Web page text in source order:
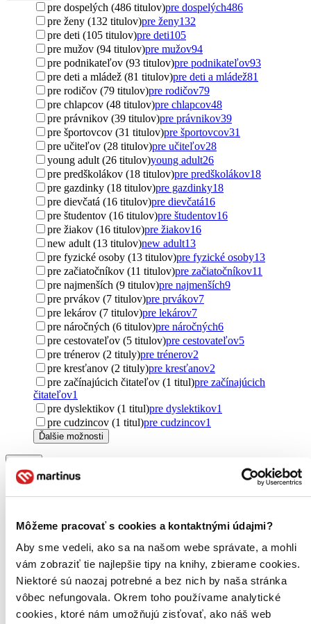
Môžeme pracovať s cookies a kontaktnými údajmi?
Aby sme vedeli, ako sa na našom webe správate, a mohli
vám zobraziť tie najlepšie tipy na knihy, zbierame cookies.
Niektoré sú naozaj potrebné a bez nich by naša stránka
vôbec nefungovala. Okrem toho používame analytické
cookies, ktoré nám umožňujú zisťovať, ako náš web
pre dospelých (486 titulov)pre dospelých486
pre ženy (132 titulov)pre ženy132
pre deti (105 titulov)pre deti105
pre mužov (94 titulov)pre mužov94
pre podnikateľov (93 titulov)pre podnikateľov93
pre deti a mládež (81 titulov)pre deti a mládež81
pre rodičov (79 titulov)pre rodičov79
pre chlapcov (48 titulov)pre chlapcov48
pre právnikov (39 titulov)pre právnikov39
pre športovcov (31 titulov)pre športovcov31
pre učiteľov (28 titulov)pre učiteľov28
young adult (26 titulov)young adult26
pre predškolákov (18 titulov)pre predškolákov18
pre gazdinky (18 titulov)pre gazdinky18
pre dievčatá (16 titulov)pre dievčatá16
pre študentov (16 titulov)pre študentov16
pre žiakov (16 titulov)pre žiakov16
new adult (13 titulov)new adult13
pre fyzické osoby (13 titulov)pre fyzické osoby13
pre začiatočníkov (11 titulov)pre začiatočníkov11
pre najmenších (9 titulov)pre najmenších9
pre prvákov (7 titulov)pre prvákov7
pre lekárov (7 titulov)pre lekárov7
pre náročných (6 titulov)pre náročných6
pre cestovateľov (5 titulov)pre cestovateľov5
pre trénerov (2 tituly)pre trénerov2
pre kresťanov (2 tituly)pre kresťanov2
pre začínajúcich čitateľov (1 titul)pre začínajúcich
čitateľov1
pre dyslektikov (1 titul)pre dyslektikov1
pre cudzincov (1 titul)pre cudzincov1
Ďalšie možnosti
zahraničný (449 titulov)
Česko (48 titulov)Česko48
Nemecko (40 titulov)Nemecko 40
Francúzsko (21 titulov)Francúzsko21
severský (18 titulov)
severský
Kanada (16 titulov)Kanada16
Poľsko (12 titulov)Poľsko12
Taliansko (11 titulov)Taliansko11